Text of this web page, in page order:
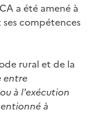
a été amené à
compétences
rural et de la
entre
à l'exécution
à